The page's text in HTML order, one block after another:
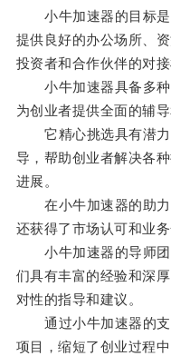
小牛加速器的目标是
提供良好的办公场所、
投资者和合作伙伴的对接
小牛加速器具备多种
为创业者提供全面的辅导
它精心挑选具有潜力
导，帮助创业者解决各
进展。
在小牛加速器的助力
还获得了市场认可和业务
小牛加速器的导师团
们具有丰富的经验和深
对性的指导和建议。
通过小牛加速器的支
项目，缩短了创业过程